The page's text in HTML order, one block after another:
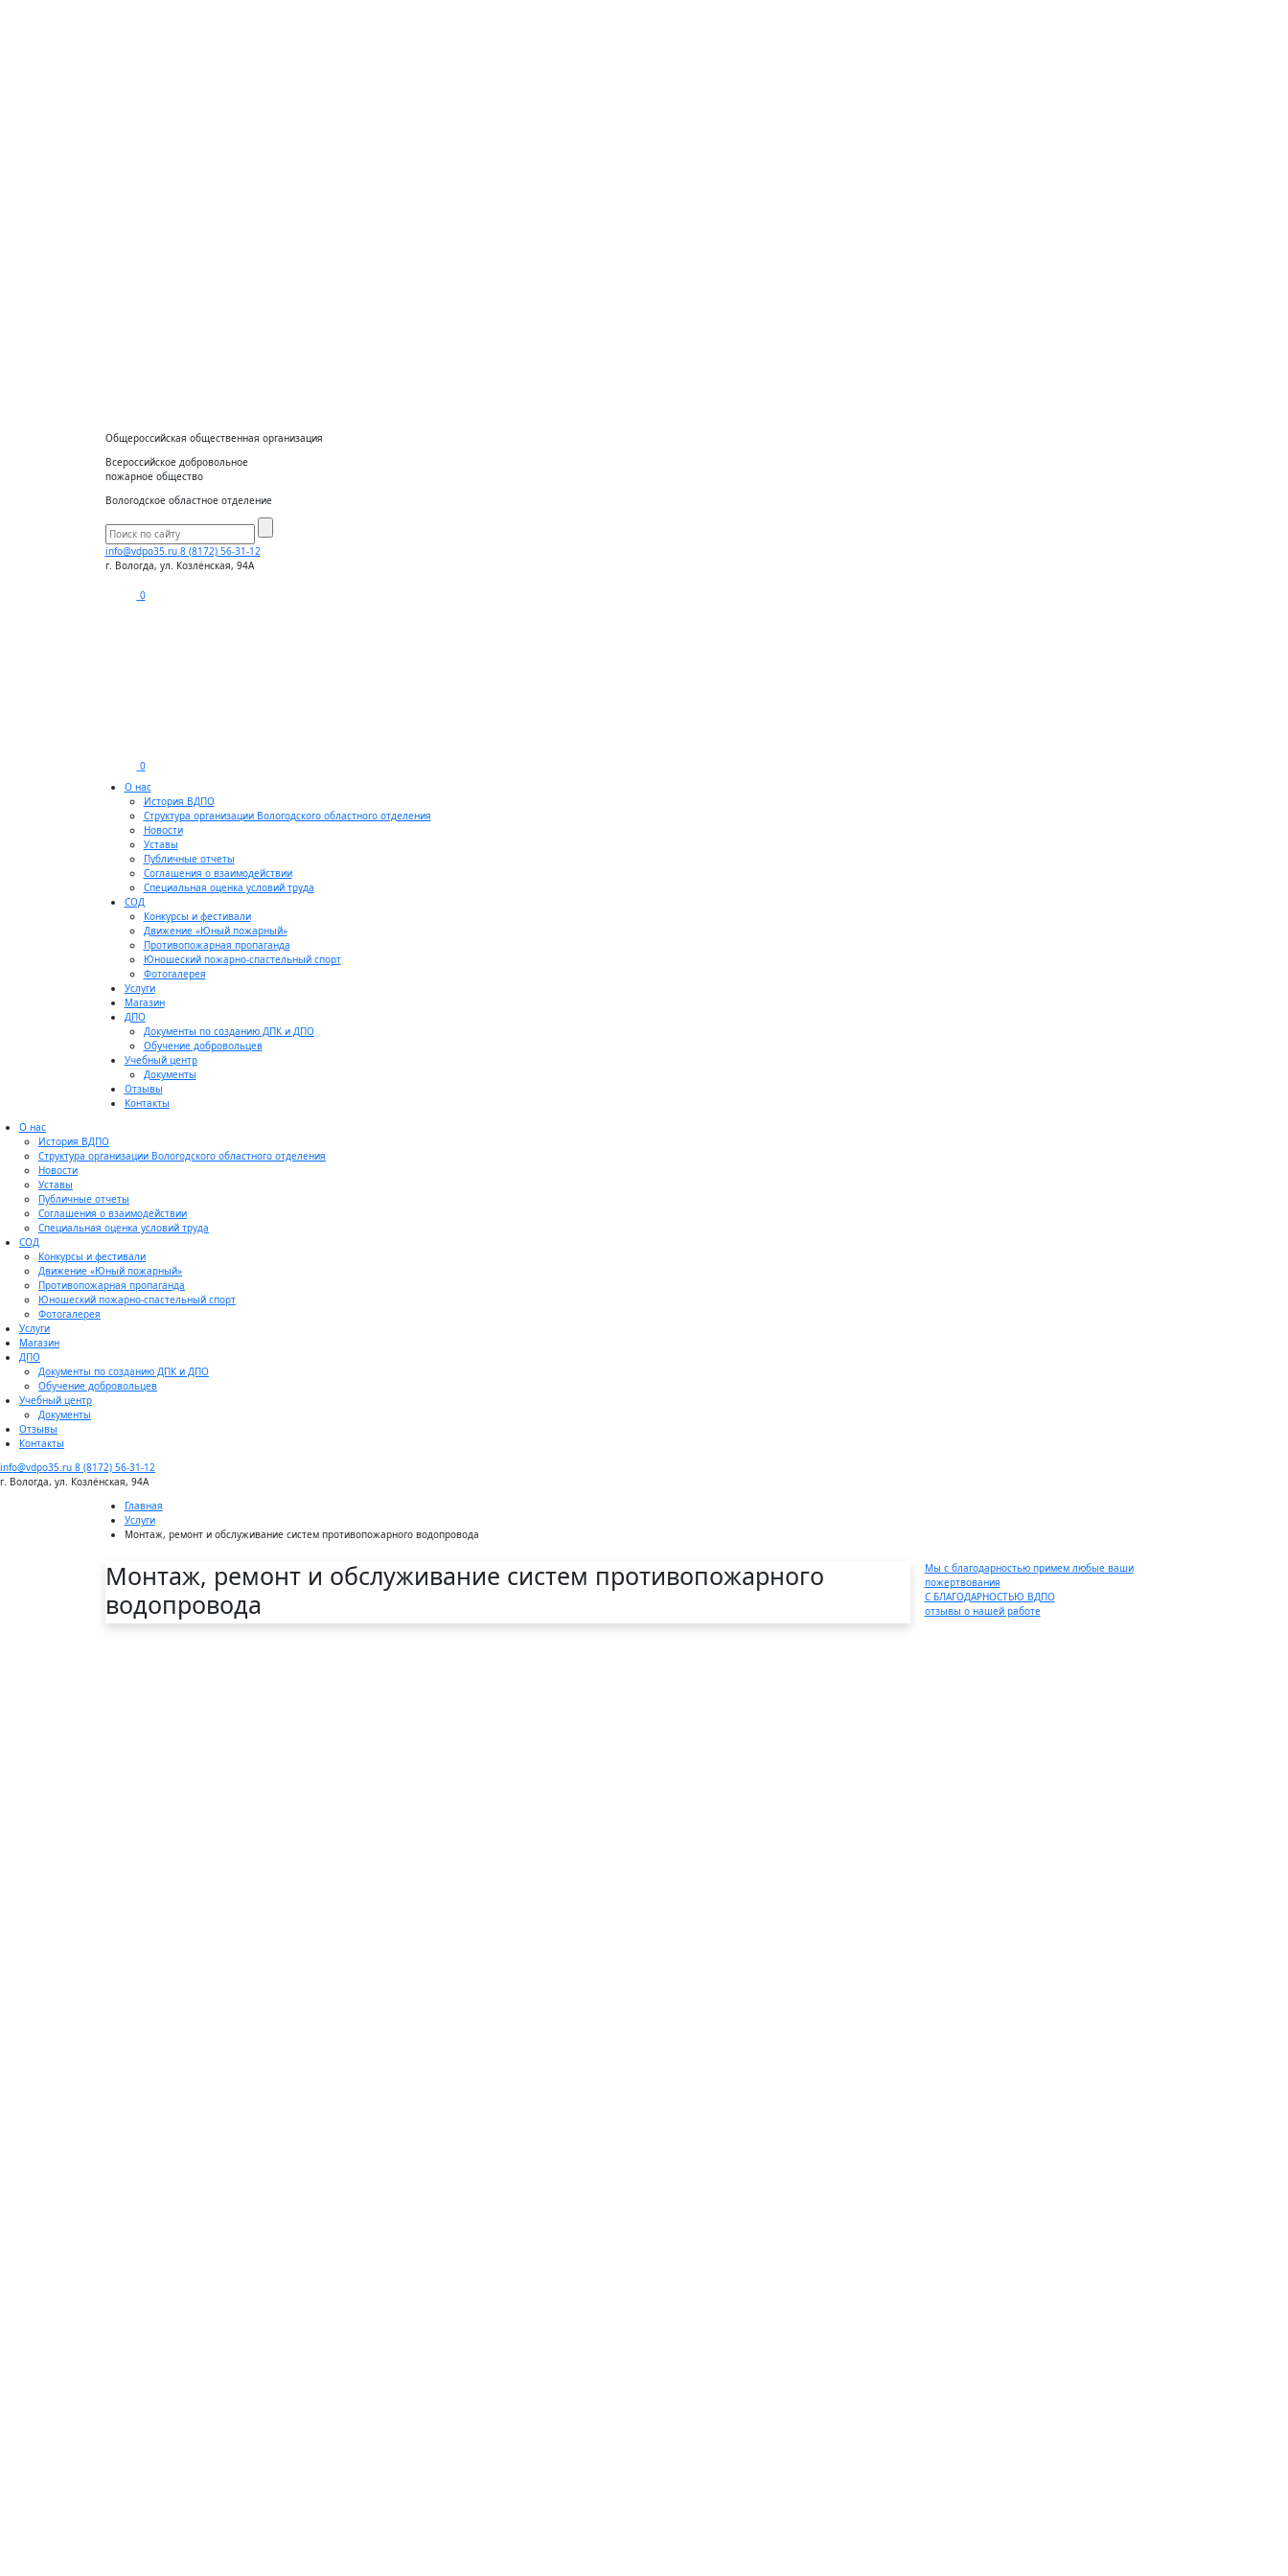
Общероссийская общественная организация
Всероссийское добровольное
пожарное общество
Вологодское областное отделение
info@vdpo35.ru 8 (8172) 56-31-12
г. Вологда, ул. Козлёнская, 94А
0
0
О нас
История ВДПО
Структура организации Вологодского областного отделения
Новости
Уставы
Публичные отчеты
Соглашения о взаимодействии
Специальная оценка условий труда
СОД
Конкурсы и фестивали
Движение «Юный пожарный»
Противопожарная пропаганда
Юношеский пожарно-спастельный спорт
Фотогалерея
Услуги
Магазин
ДПО
Документы по созданию ДПК и ДПО
Обучение добровольцев
Учебный центр
Документы
Отзывы
Контакты
О нас
История ВДПО
Структура организации Вологодского областного отделения
Новости
Уставы
Публичные отчеты
Соглашения о взаимодействии
Специальная оценка условий труда
СОД
Конкурсы и фестивали
Движение «Юный пожарный»
Противопожарная пропаганда
Юношеский пожарно-спастельный спорт
Фотогалерея
Услуги
Магазин
ДПО
Документы по созданию ДПК и ДПО
Обучение добровольцев
Учебный центр
Документы
Отзывы
Контакты
info@vdpo35.ru 8 (8172) 56-31-12
г. Вологда, ул. Козлёнская, 94А
Главная
Услуги
Монтаж, ремонт и обслуживание систем противопожарного водопровода
Монтаж, ремонт и обслуживание систем противопожарного
водопровода
Мы с благодарностью примем любые ваши
пожертвования
С БЛАГОДАРНОСТЬЮ ВДПО
отзывы о нашей работе